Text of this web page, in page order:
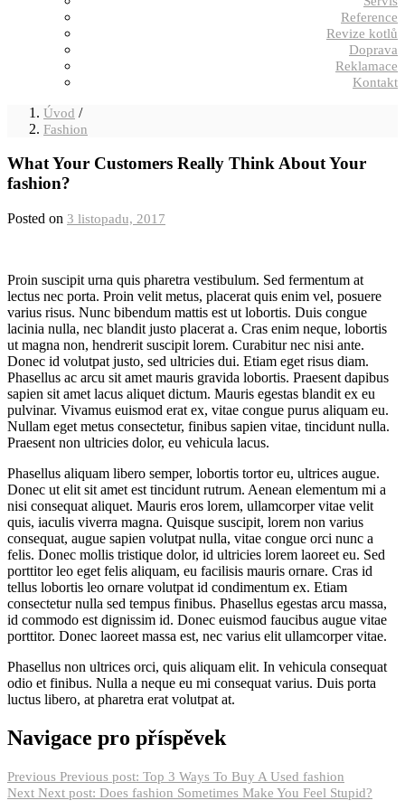
Reference
Revize kotlů
Doprava
Reklamace
Kontakt
Úvod /
Fashion
What Your Customers Really Think About Your
fashion?
Posted on 3 listopadu, 2017
Proin suscipit urna quis pharetra vestibulum. Sed fermentum at
lectus nec porta. Proin velit metus, placerat quis enim vel, posuere
varius risus. Nunc bibendum mattis est ut lobortis. Duis congue
lacinia nulla, nec blandit justo placerat a. Cras enim neque, lobortis
ut magna non, hendrerit suscipit lorem. Curabitur nec nisi ante.
Donec id volutpat justo, sed ultricies dui. Etiam eget risus diam.
Phasellus ac arcu sit amet mauris gravida lobortis. Praesent dapibus
sapien sit amet lacus aliquet dictum. Mauris egestas blandit ex eu
pulvinar. Vivamus euismod erat ex, vitae congue purus aliquam eu.
Nullam eget metus consectetur, finibus sapien vitae, tincidunt nulla.
Praesent non ultricies dolor, eu vehicula lacus.
Phasellus aliquam libero semper, lobortis tortor eu, ultrices augue.
Donec ut elit sit amet est tincidunt rutrum. Aenean elementum mi a
nisi consequat aliquet. Mauris eros lorem, ullamcorper vitae velit
quis, iaculis viverra magna. Quisque suscipit, lorem non varius
consequat, augue sapien volutpat nulla, vitae congue orci nunc a
felis. Donec mollis tristique dolor, id ultricies lorem laoreet eu. Sed
porttitor leo eget felis aliquam, eu facilisis mauris ornare. Cras id
tellus lobortis leo ornare volutpat id condimentum ex. Etiam
consectetur nulla sed tempus finibus. Phasellus egestas arcu massa,
id commodo est dignissim id. Donec euismod faucibus augue vitae
porttitor. Donec laoreet massa est, nec varius elit ullamcorper vitae.
Phasellus non ultrices orci, quis aliquam elit. In vehicula consequat
odio et finibus. Nulla a neque eu mi consequat varius. Duis porta
luctus libero, at pharetra erat volutpat at.
Navigace pro příspěvek
Previous Previous post: Top 3 Ways To Buy A Used fashion
Next Next post: Does fashion Sometimes Make You Feel Stupid?